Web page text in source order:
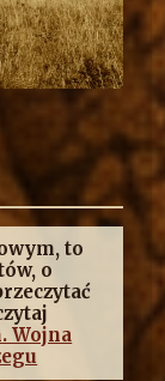
to
o
Wojna